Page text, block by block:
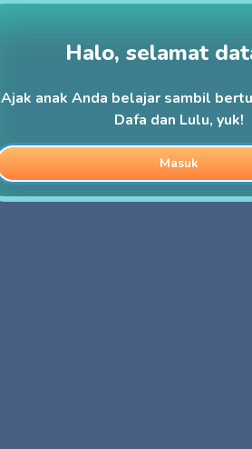
Halo, selamat
Ajak anak Anda belajar sambil
Dafa dan Lulu, yuk!
Masuk